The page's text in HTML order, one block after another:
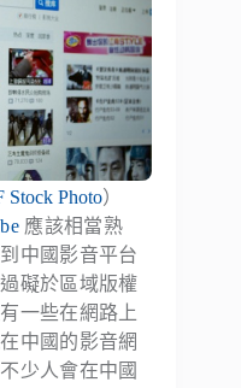
Stock Photo）
應該相當熟
中國影音平台
礙於區域版權
一些在網路上
中國的影音網
少人會在中國